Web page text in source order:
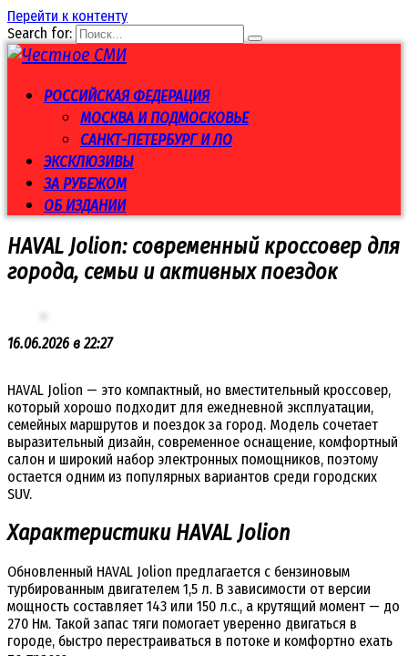
Перейти к контенту
Search for:
РОССИЙСКАЯ ФЕДЕРАЦИЯ
МОСКВА И ПОДМОСКОВЬЕ
САНКТ-ПЕТЕРБУРГ И ЛО
ЭКСКЛЮЗИВЫ
ЗА РУБЕЖОМ
ОБ ИЗДАНИИ
HAVAL Jolion: современный кроссовер для
города, семьи и активных поездок
16.06.2026 в 22:27
HAVAL Jolion — это компактный, но вместительный кроссовер,
который хорошо подходит для ежедневной эксплуатации,
семейных маршрутов и поездок за город. Модель сочетает
выразительный дизайн, современное оснащение, комфортный
салон и широкий набор электронных помощников, поэтому
остается одним из популярных вариантов среди городских
SUV.
Характеристики HAVAL Jolion
Обновленный HAVAL Jolion предлагается с бензиновым
турбированным двигателем 1,5 л. В зависимости от версии
мощность составляет 143 или 150 л.с., а крутящий момент — до
270 Нм. Такой запас тяги помогает уверенно двигаться в
городе, быстро перестраиваться в потоке и комфортно ехать